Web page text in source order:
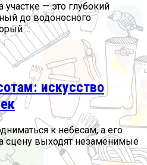
участке — это глубокий
до водоносного
...
искусство
к небесам, а его
сцену выходят незаменимые